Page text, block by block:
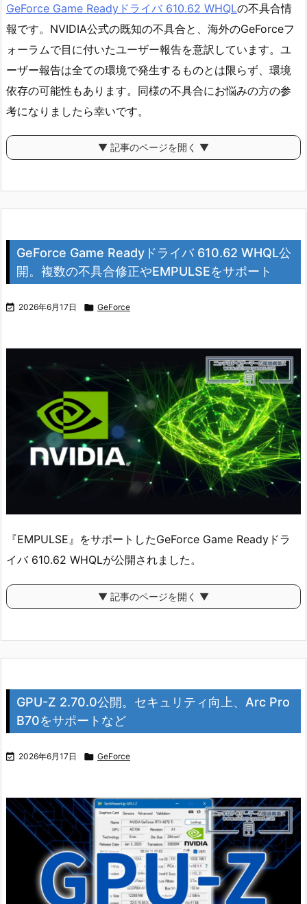
GeForce Game Readyドライバ 610.62 WHQLの不具合情
報です。NVIDIA公式の既知の不具合と、海外のGeForceフ
ォーラムで目に付いたユーザー報告を意訳しています。ユ
ーザー報告は全ての環境で発生するものとは限らず、環境
依存の可能性もあります。同様の不具合にお悩みの方の参
考になりましたら幸いです。
▼ 記事のページを開く ▼
GeForce Game Readyドライバ 610.62 WHQL公
開。複数の不具合修正やEMPULSEをサポート
 2026年6月17日  GeForce
『EMPULSE』をサポートしたGeForce Game Readyドラ
イバ 610.62 WHQLが公開されました。
▼ 記事のページを開く ▼
GPU-Z 2.70.0公開。セキュリティ向上、Arc Pro
B70をサポートなど
 2026年6月17日  GeForce